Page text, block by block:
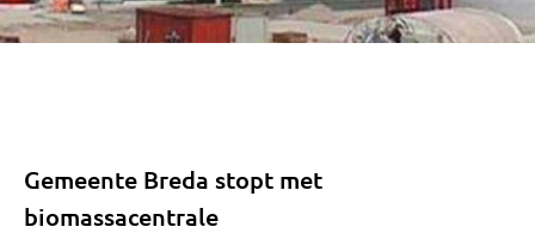
Gemeente Breda stopt met
biomassacentrale